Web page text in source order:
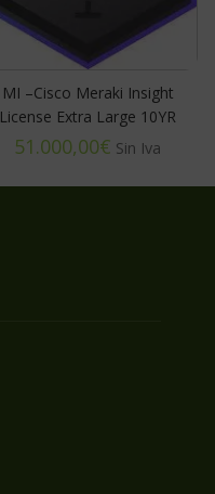
MI –Cisco Meraki Insight
License Extra Large 10YR
€